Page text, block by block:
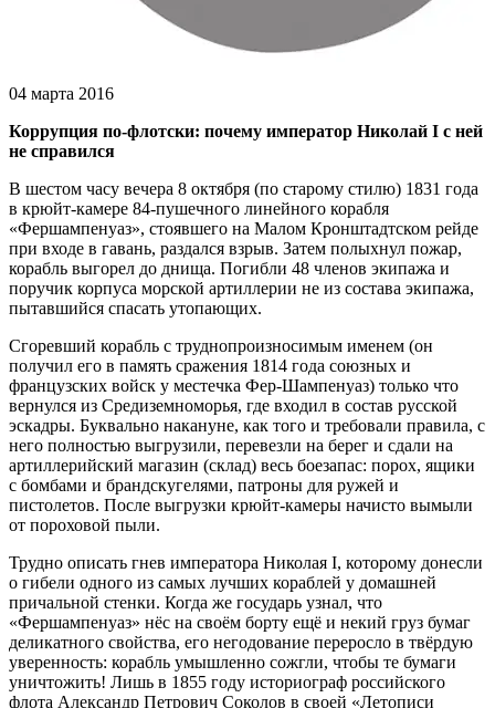
04 марта 2016
Коррупция по-флотски: почему император Николай I с ней
не справился
В шестом часу вечера 8 октября (по старому стилю) 1831 года
в крюйт-камере 84-пушечного линейного корабля
«Фершампенуаз», стоявшего на Малом Кронштадтском рейде
при входе в гавань, раздался взрыв. Затем полыхнул пожар,
корабль выгорел до днища. Погибли 48 членов экипажа и
поручик корпуса морской артиллерии не из состава экипажа,
пытавшийся спасать утопающих.
Сгоревший корабль с труднопроизносимым именем (он
получил его в память сражения 1814 года союзных и
французских войск у местечка Фер-Шампенуаз) только что
вернулся из Средиземноморья, где входил в состав русской
эскадры. Буквально накануне, как того и требовали правила, с
него полностью выгрузили, перевезли на берег и сдали на
артиллерийский магазин (склад) весь боезапас: порох, ящики
с бомбами и брандскугелями, патроны для ружей и
пистолетов. После выгрузки крюйт-камеры начисто вымыли
от пороховой пыли.
Трудно описать гнев императора Николая I, которому донесли
о гибели одного из самых лучших кораблей у домашней
причальной стенки. Когда же государь узнал, что
«Фершампенуаз» нёс на своём борту ещё и некий груз бумаг
деликатного свойства, его негодование переросло в твёрдую
уверенность: корабль умышленно сожгли, чтобы те бумаги
уничтожить! Лишь в 1855 году историограф российского
флота Александр Петрович Соколов в своей «Летописи